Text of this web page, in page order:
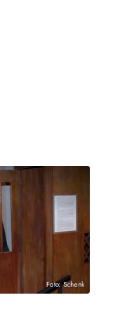
Foto: Schenk